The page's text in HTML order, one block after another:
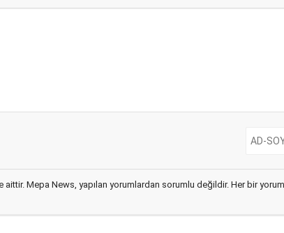
Mepa News, yapılan yorumlardan sorumlu değildir. Her bir yorum